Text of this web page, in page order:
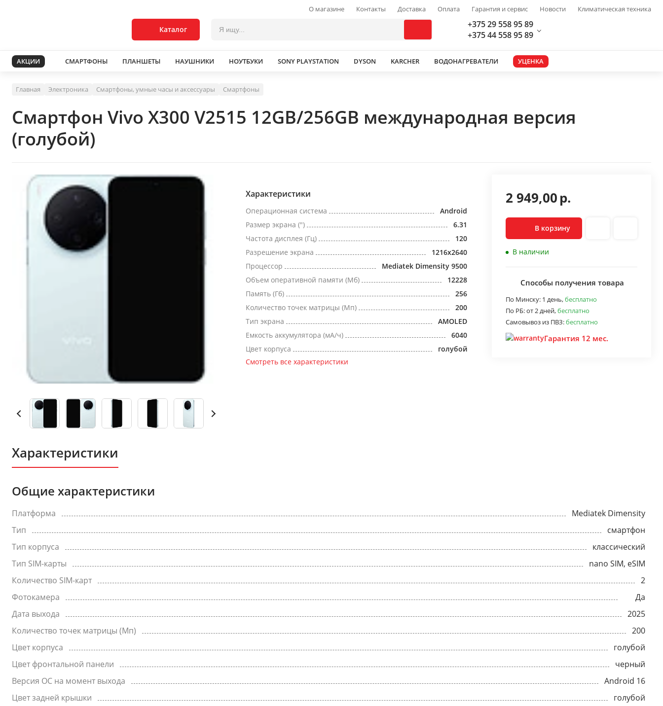
О магазине Контакты Доставка Оплата Гарантия и сервис Новости Климатическая техника
Каталог
+375 29 558 95 89
+375 44 558 95 89
АКЦИИ СМАРТФОНЫ ПЛАНШЕТЫ НАУШНИКИ НОУТБУКИ SONY PLAYSTATION DYSON KARCHER ВОДОНАГРЕВАТЕЛИ УЦЕНКА
Главная Электроника Смартфоны, умные часы и аксессуары Смартфоны
Смартфон Vivo X300 V2515 12GB/256GB международная версия
(голубой)
Характеристики
Операционная система
Android
Размер экрана (")
6.31
Частота дисплея (Гц)
120
Разрешение экрана
1216x2640
Процессор
Mediatek Dimensity 9500
Объем оперативной памяти (Мб)
12228
Память (Гб)
256
Количество точек матрицы (Мп)
200
Тип экрана
AMOLED
Емкость аккумулятора (мА/ч)
6040
Цвет корпуса
голубой
Смотреть все характеристики
2 949,00р.
В корзину
В наличии
Способы получения товара
По Минску: 1 день,бесплатно
По РБ:от 2 дней,бесплатно
Самовывоз из ПВЗ:бесплатно
Гарантия 12 мес.
Характеристики
Общие характеристики
Платформа
Mediatek Dimensity
Тип
смартфон
Тип корпуса
классический
Тип SIM-карты
nano SIM, eSIM
Количество SIM-карт
2
Фотокамера
Да
Дата выхода
2025
Количество точек матрицы (Мп)
200
Цвет корпуса
голубой
Цвет фронтальной панели
черный
Версия ОС на момент выхода
Android 16
Цвет задней крышки
голубой